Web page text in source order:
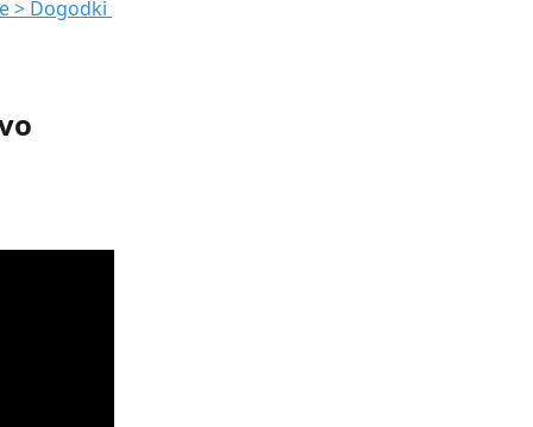
> Dogodki